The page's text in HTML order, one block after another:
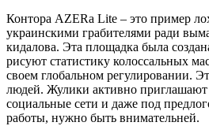
Контора AZERa Lite – это пример
украинскими грабителями ради
кидалова. Эта площадка была
рисуют статистику колоссальных
своем глобальном регулировании.
людей. Жулики активно приглашают
социальные сети и даже под
работы, нужно быть внимательней.